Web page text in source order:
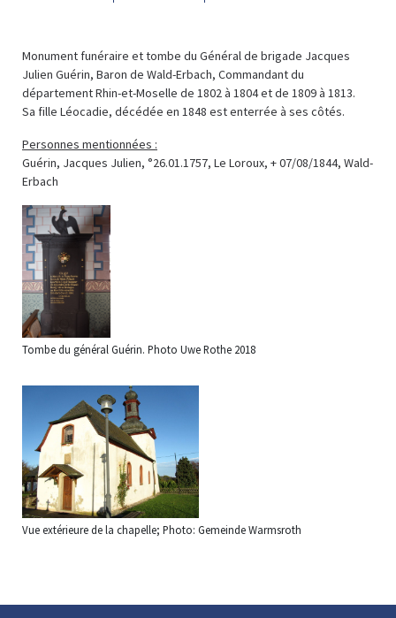
Monument funéraire et tombe du Général de brigade Jacques
Julien Guérin, Baron de Wald-Erbach, Commandant du
département Rhin-et-Moselle de 1802 à 1804 et de 1809 à 1813.
Sa fille Léocadie, décédée en 1848 est enterrée à ses côtés.
Personnes mentionnées :
Guérin, Jacques Julien, °26.01.1757, Le Loroux, + 07/08/1844, Wald-
Erbach
Tombe du général Guérin. Photo Uwe Rothe 2018
Vue extérieure de la chapelle; Photo: Gemeinde Warmsroth